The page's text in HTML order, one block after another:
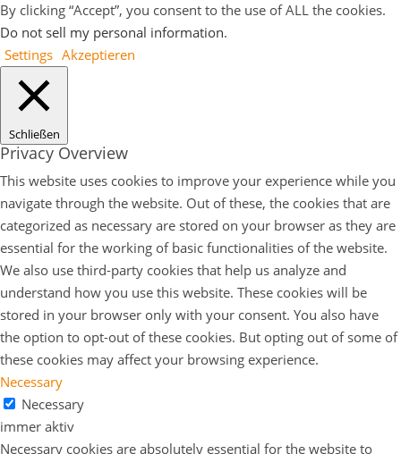
By clicking “Accept”, you consent to the use of ALL the cookies.
Do not sell my personal information.
Settings Akzeptieren
Schließen
Privacy Overview
This website uses cookies to improve your experience while you
navigate through the website. Out of these, the cookies that are
categorized as necessary are stored on your browser as they are
essential for the working of basic functionalities of the website.
We also use third-party cookies that help us analyze and
understand how you use this website. These cookies will be
stored in your browser only with your consent. You also have
the option to opt-out of these cookies. But opting out of some of
these cookies may affect your browsing experience.
Necessary
Necessary
immer aktiv
Necessary cookies are absolutely essential for the website to